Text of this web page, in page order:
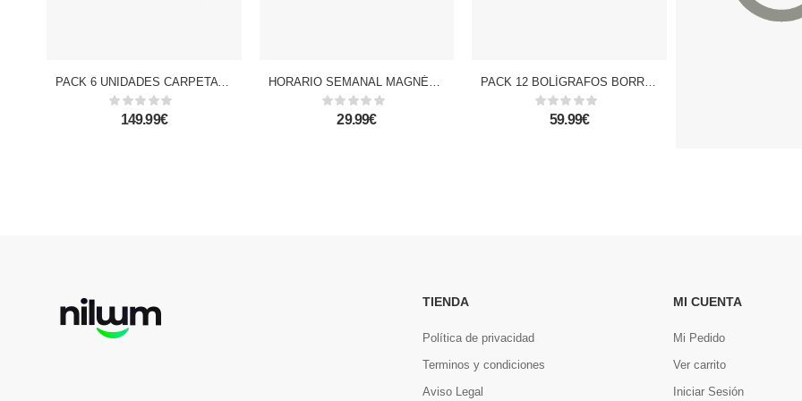
PACK 6 UNIDADES CARPETA 4 ANILLAS CON RECAMBIO A4 GAMER
149.99€
HORARIO SEMANAL MAGNÉTICO A2
29.99€
PACK 12 BOLÍGRAFOS BORRABLE PUNTA 0,7 mm 12 Uds. AZUL
59.99€
TIENDA
Política de privacidad
Terminos y condiciones
Aviso Legal
MI CUENTA
Mi Pedido
Ver carrito
Iniciar Sesión